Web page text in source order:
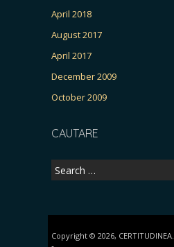
April 2018
August 2017
April 2017
December 2009
October 2009
CAUTARE
Search
for:
Copyright © 2026, CERTITUDINEA.